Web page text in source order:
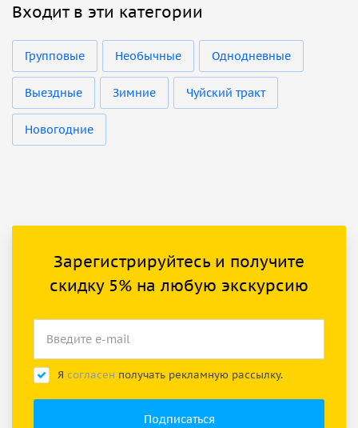
Входит в эти категории
Групповые Необычные Однодневные
Выездные Зимние Чуйский тракт
Новогодние
Зарегистрируйтесь и получите
скидку 5% на любую экскурсию
Я согласен получать рекламную рассылку.